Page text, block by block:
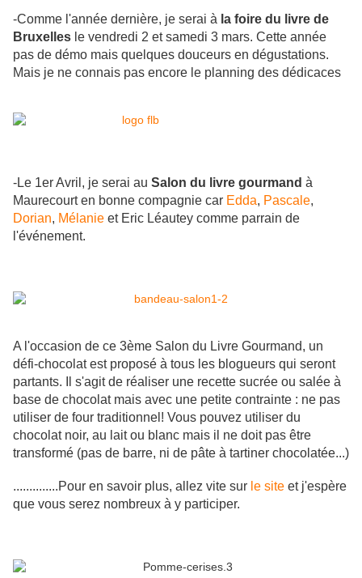
-Comme l'année dernière, je serai à la foire du livre de
Bruxelles le vendredi 2 et samedi 3 mars. Cette année
pas de démo mais quelques douceurs en dégustations.
Mais je ne connais pas encore le planning des dédicaces
-Le 1er Avril, je serai au Salon du livre gourmand à
Maurecourt en bonne compagnie car Edda, Pascale,
Dorian, Mélanie et Eric Léautey comme parrain de
l'événement.
A l'occasion de ce 3ème Salon du Livre Gourmand, un
défi-chocolat est proposé à tous les blogueurs qui seront
partants. Il s'agit de réaliser une recette sucrée ou salée à
base de chocolat mais avec une petite contrainte : ne pas
utiliser de four traditionnel! Vous pouvez utiliser du
chocolat noir, au lait ou blanc mais il ne doit pas être
transformé (pas de barre, ni de pâte à tartiner chocolatée...)
..............Pour en savoir plus, allez vite sur le site et j'espère
que vous serez nombreux à y participer.